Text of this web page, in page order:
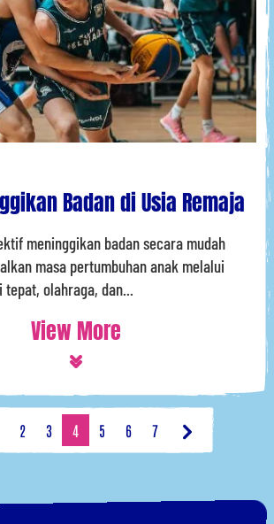
Badan di Usia Remaja
meninggikan badan secara mudah
masa pertumbuhan anak melalui
olahraga, dan...
View More
2 3 4 5 6 7